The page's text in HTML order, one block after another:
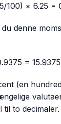
100) × 6.25 =
denne
= 15.9375
(en
til to decimaler.